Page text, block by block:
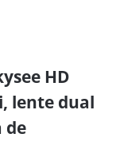
HD
lente dual
de